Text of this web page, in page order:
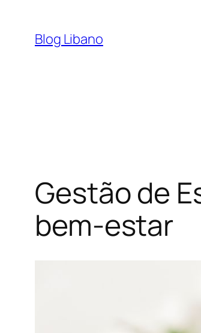
Blog Libano
Gestão de
bem-estar